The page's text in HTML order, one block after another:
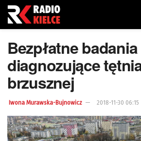
Bezpłatne badania
diagnozujące
brzusznej
Iwona Murawska-Bujnowicz 2018-11-30 06:15